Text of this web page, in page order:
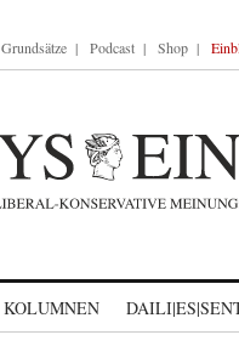
Grundsätze Podcast Shop
KOLUMNEN